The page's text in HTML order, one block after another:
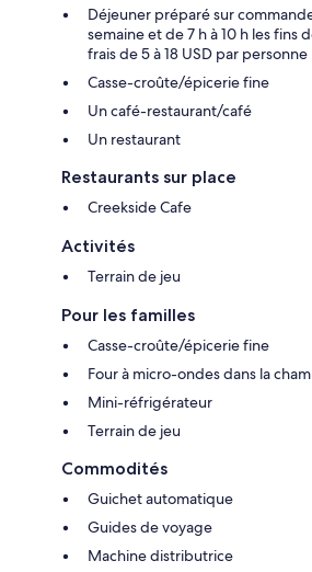
Déjeuner préparé sur
semaine et de 7 h à 10 h les fins
frais de 5 à 18 USD par personne
Casse-croûte/épicerie fine
Un café-restaurant/café
Un restaurant
Restaurants sur place
Creekside Cafe
Activités
Terrain de jeu
Pour les familles
Casse-croûte/épicerie fine
Four à micro-ondes dans la
Mini-réfrigérateur
Terrain de jeu
Commodités
Guichet automatique
Guides de voyage
Machine distributrice